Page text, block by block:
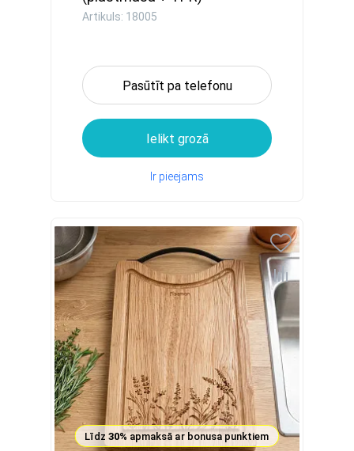
Artikuls: 18005
Pasūtīt pa telefonu
Ielikt grozā
Ir pieejams
Līdz 30% apmaksā ar bonusa punktiem